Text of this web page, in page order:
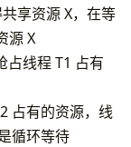
享资源 X，在等
源 X
占线程 T1 占有
占有的资源，线
循环等待